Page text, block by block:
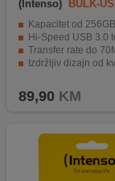
(Intenso)
BULK-
Kapacitet od 256GB za veliku
Hi-Speed USB 3.0 tehnologija za brz
Transfer rate do 70MB/s za brzo
Izdržljiv dizajn od
89,90 KM